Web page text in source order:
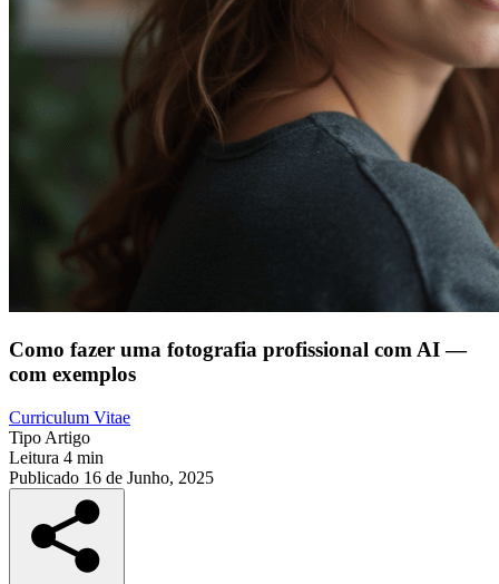
Como fazer uma fotografia profissional com AI —
com exemplos
Curriculum Vitae
Tipo Artigo
Leitura 4 min
Publicado 16 de Junho, 2025